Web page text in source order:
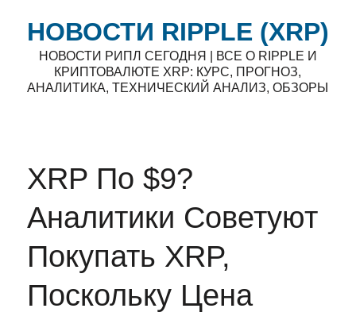
НОВОСТИ RIPPLE (XRP)
НОВОСТИ РИПЛ СЕГОДНЯ | ВСЕ О RIPPLE И
КРИПТОВАЛЮТЕ XRP: КУРС, ПРОГНОЗ,
АНАЛИТИКА, ТЕХНИЧЕСКИЙ АНАЛИЗ, ОБЗОРЫ
XRP По $9?
Аналитики Советуют
Покупать XRP,
Поскольку Цена